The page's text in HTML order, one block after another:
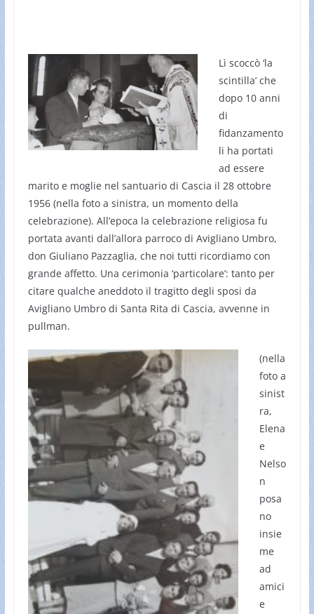
Lì scoccò ‘la
scintilla’ che
dopo 10 anni
di
fidanzamento
li ha portati
ad essere
marito e moglie nel santuario di Cascia il 28 ottobre
1956 (nella foto a sinistra, un momento della
celebrazione). All’epoca la celebrazione religiosa fu
portata avanti dall’allora parroco di Avigliano Umbro,
don Giuliano Pazzaglia, che noi tutti ricordiamo con
grande affetto. Una cerimonia ‘particolare’: tanto per
citare qualche aneddoto il tragitto degli sposi da
Avigliano Umbro di Santa Rita di Cascia, avvenne in
pullman.
(nella
foto a
sinist
ra,
Elena
e
Nelso
n
posa
no
insie
me
ad
amici
e